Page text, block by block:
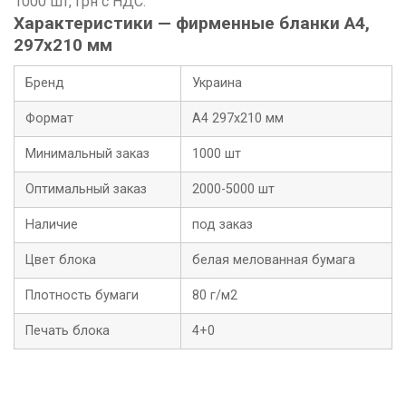
Характеристики — фирменные бланки А4,
297х210 мм
Бренд Украина
Формат А4 297х210 мм
Минимальный заказ 1000 шт
Оптимальный заказ 2000-5000 шт
Наличие под заказ
Цвет блока белая мелованная бумага
Плотность бумаги 80 г/м2
Печать блока 4+0